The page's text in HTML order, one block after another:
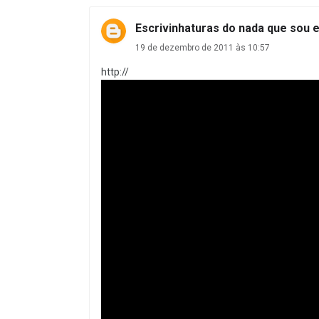
Escrivinhaturas do nada que sou
19 de dezembro de 2011 às 10:57
http://